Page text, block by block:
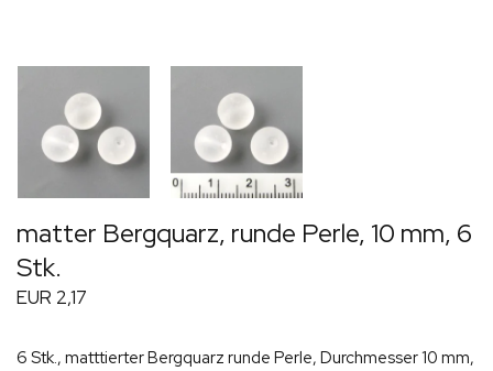
matter Bergquarz, runde Perle, 10 mm, 6
Stk.
EUR 2,17
6 Stk., matttierter Bergquarz runde Perle, Durchmesser 10 mm,